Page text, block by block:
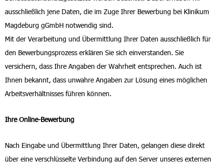
ausschließlich jene Daten, die im Zuge Ihrer Bewerbung bei Klinikum
Magdeburg gGmbH notwendig sind.
Mit der Verarbeitung und Übermittlung Ihrer Daten ausschließlich für
den Bewerbungsprozess erklären Sie sich einverstanden. Sie
versichern, dass Ihre Angaben der Wahrheit entsprechen. Auch ist
Ihnen bekannt, dass unwahre Angaben zur Lösung eines möglichen
Arbeitsverhältnisses führen können.
Ihre Online-Bewerbung
Nach Eingabe und Übermittlung Ihrer Daten, gelangen diese direkt
über eine verschlüsselte Verbindung auf den Server unseres externen